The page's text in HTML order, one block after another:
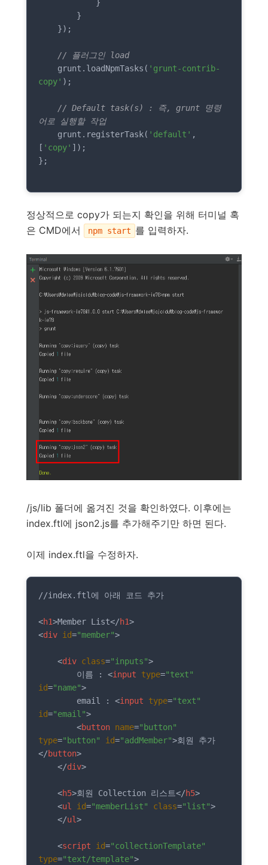
// 플러그인 load
    grunt.loadNpmTasks(
'grunt-contrib-
copy' );
// Default task(s) : 즉, grunt 명령
어로 실행할 작업
    grunt.registerTask(
'default' ,
[ 'copy' ]);
};
정상적으로 copy가 되는지 확인을 위해 터미널 혹
은 CMD에서
npm start 를 입력하자.
/js/lib 폴더에 옮겨진 것을 확인하였다. 이후에는
index.ftl에 json2.js를 추가해주기만 하면 된다.
이제 index.ftl을 수정하자.
//index.ftl에 아래 코드 추가
<h1>Member List</h1>
<div id="member">
<div class="inputs">
        이름 :
<input type="text"
id="name">
        email :
<input type="text"
id="email">
<button name="button"
type="button" id="addMember">
</button>
</div>
<h5>회원 Collection 리스트</h5>
<ul id="memberList" class="list">
</ul>
<script id="collectionTemplate"
type="text/template">